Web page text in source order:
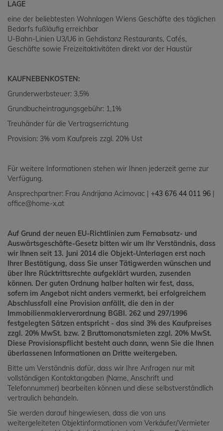
LAGE
eine der beliebtesten Wohnlagen Wiens Geschäfte des täglichen
Bedarfs fußläufig erreichbar
U-Bahn-Linien U3/U6 in Gehdistanz Restaurants, Cafés,
Geschäfte sowie Freizeitaktivitäten direkt vor der Haustür
KAUFNEBENKOSTEN:
Grunderwerbsteuer: 3,5%
Grundbucheintragungsgebühr: 1,1%
Treuhänder für die Vertragserrichtung
Provision: 3% vom Kaufpreis zzgl. 20% Ust
Für weitere Informationen stehen wir Ihnen jederzeit gerne zur
Verfügung.
Ansprechpartner: Frau Andrijana Acimovac | +43 676 44 011 96
office@home-x.at
Auf Grund der neuen EU-Richtlinien zum Fernabsatz- und
Auswärtsgeschäfte-Gesetz bitten wir um Ihr Verständnis, dass
wir Ihnen seit 13. Juni 2014 die Objekt-Unterlagen erst nach
Ihrer Bestätigung, dass Sie unser Tätigwerden wünschen und
über Ihre Rücktrittsrechte aufgeklärt wurden, zusenden
können. Der guten Ordnung halber halten wir fest, dass,
sofern im Angebot nicht anders vermerkt, bei erfolgreichem
Abschlussfall eine Provision anfällt, die den in der
Immobilienmaklerverordnung BGBI. 262 und 297/1996
festgelegten Sätzen entspricht - das sind 3% des Kaufpreises
zzgl. 20% MwSt. bzw. 2 Bruttomonatsmieten zzgl. 20% MwSt.
Diese Provisionspflicht besteht auch dann, wenn Sie die Ihnen
überlassenen Informationen an Dritte weitergeben.
Bitte um Verständnis dafür, dass wir Ihre Anfragen nur mit
vollständigen Kontaktangaben (Name, Anschrift und
Telefonnummer) bearbeiten können und diese selbstverständlich
vertraulich behandeln.
Sie werden darauf hingewiesen, dass die von uns
weitergeleiteten Objektinformationen vom Verkäufer/Vermieter